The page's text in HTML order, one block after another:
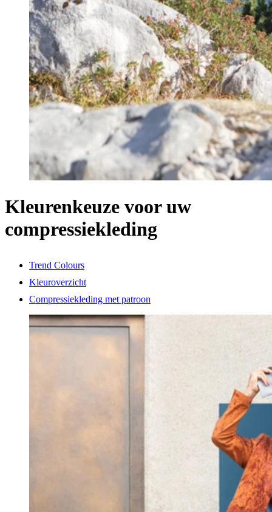
Kleurenkeuze voor uw
compressiekleding
Trend Colours
Kleuroverzicht
Compressiekleding met patroon